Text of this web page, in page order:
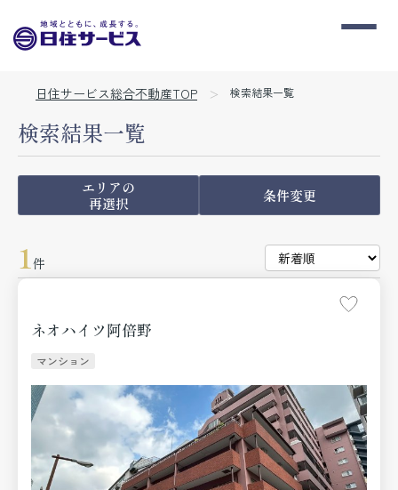
日住サービス総合不動産TOP 検索結果一覧
検索結果一覧
エリアの
再選択
条件変更
1件
ネオハイツ阿倍野
マンション